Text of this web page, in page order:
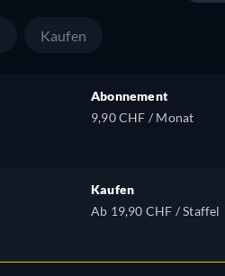
Kaufen
Abonnement
9,90 CHF / Monat
Kaufen
Ab 19,90 CHF / Staffel